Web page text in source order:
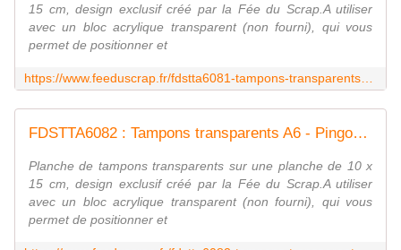
15 cm, design exclusif créé par la Fée du Scrap.A utiliser
avec un bloc acrylique transparent (non fourni), qui vous
permet de positionner et
FDSTTA6082 : Tampons transparents A6 - Pingouin Fée du SCrap
Planche de tampons transparents sur une planche de 10 x
15 cm, design exclusif créé par la Fée du Scrap.A utiliser
avec un bloc acrylique transparent (non fourni), qui vous
permet de positionner et